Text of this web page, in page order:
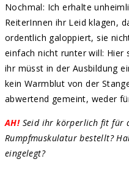
Nochmal: Ich erhalte
ReiterInnen ihr Leid klagen,
ordentlich galoppiert, sie
einfach nicht runter will: Hier
ihr müsst in der Ausbildung
kein Warmblut von der
abwertend gemeint, weder
AH! Seid ihr körperlich fit für
Rumpfmuskulatur bestellt?
eingelegt?